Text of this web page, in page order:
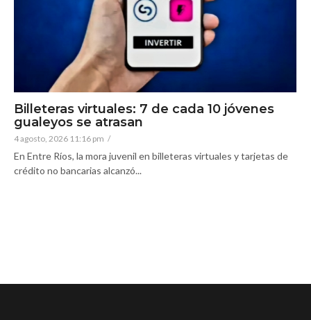
Billeteras virtuales: 7 de cada 10 jóvenes
gualeyos se atrasan
4 agosto, 2026 11:16 pm /
En Entre Ríos, la mora juvenil en billeteras virtuales y tarjetas de
crédito no bancarias alcanzó...